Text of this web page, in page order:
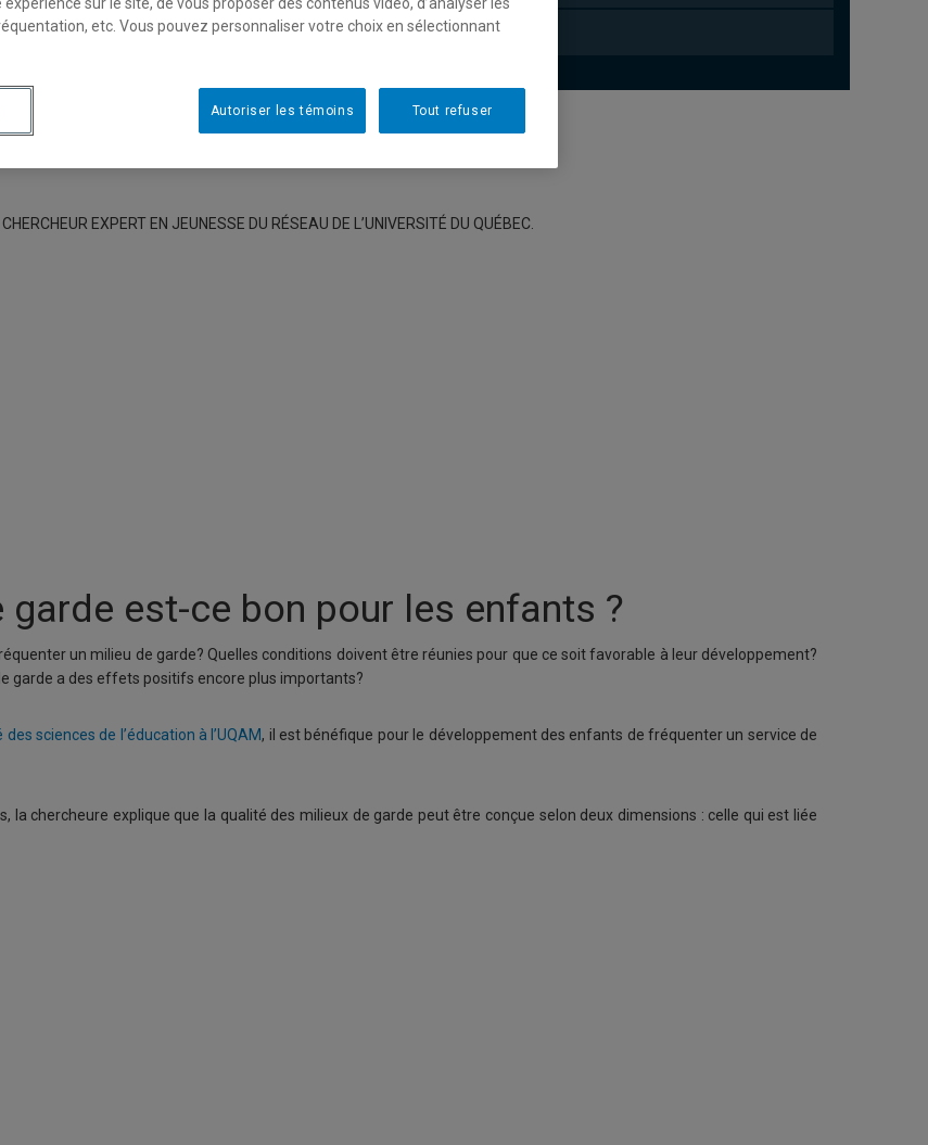
EXPERT EN JEUNESSE DU RÉSEAU DE L’UNIVERSITÉ DU QUÉBEC.
garde est-ce bon pour les enfants ?
un milieu de garde? Quelles conditions doivent être réunies pour que ce soit favorable à leur développement?
garde a des effets positifs encore plus importants?
sciences de l’éducation à l’UQAM, il est bénéfique pour le développement des enfants de fréquenter un service de
la chercheure explique que la qualité des milieux de garde peut être conçue selon deux dimensions : celle qui est liée
etc. Vous pouvez personnaliser votre choix en sélectionnant
Tout refuser
Autoriser les témoins